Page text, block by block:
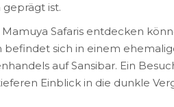
ist.
Safaris entdecken
befindet sich in einem
auf Sansibar. Ein
Einblick in die dunkle